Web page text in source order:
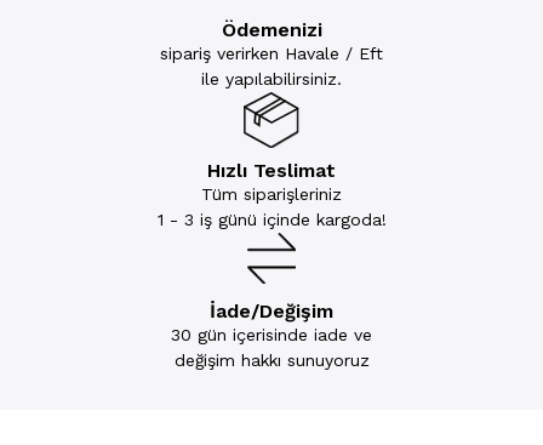
Ödemenizi
sipariş verirken Havale / Eft
ile yapılabilirsiniz.
Hızlı Teslimat
Tüm siparişleriniz
1 - 3 iş günü içinde kargoda!
İade/Değişim
30 gün içerisinde iade ve
değişim hakkı sunuyoruz